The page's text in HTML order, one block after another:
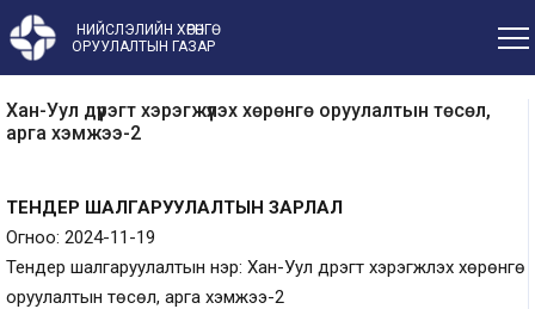
НИЙСЛЭЛИЙН ХӨРӨНГӨ
ОРУУЛАЛТЫН ГАЗАР
Хан-Уул дүүрэгт хэрэгжүүлэх хөрөнгө оруулалтын төсөл,
арга хэмжээ-2
ТЕНДЕР ШАЛГАРУУЛАЛТЫН ЗАРЛАЛ
Огноо: 2024-11-19
Тендер шалгаруулалтын нэр: Хан-Уул дүүрэгт хэрэгжүүлэх хөрөнгө
оруулалтын төсөл, арга хэмжээ-2